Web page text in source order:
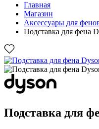
Главная
Магазин
Аксессуары для
Подставка для фена
Подставка для